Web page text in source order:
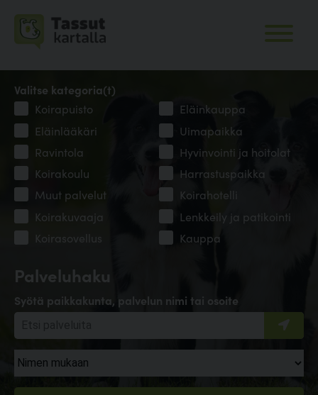
Palveluhaku
Syötä paikkakunta, palvelun nimi tai osoite
Valitse kategoria(t)
Koirapuisto
Eläinkauppa
Eläinlääkäri
Uimapaikka
Ravintola
Hyvinvointi ja hoitolat
Koirakoulu
Harrastuspaikka
Muut palvelut
Koirahotelli
Koirakuvaaja
Lenkkeily ja patikointi
Koirasovellus
Kauppa